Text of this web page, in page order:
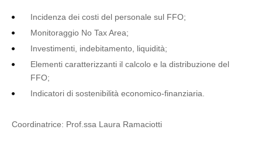
Incidenza dei costi del personale sul FFO;
Monitoraggio No Tax Area;
Investimenti, indebitamento, liquidità;
Elementi caratterizzanti il calcolo e la distribuzione del
FFO;
Indicatori di sostenibilità economico-finanziaria.
Coordinatrice: Prof.ssa Laura Ramaciotti